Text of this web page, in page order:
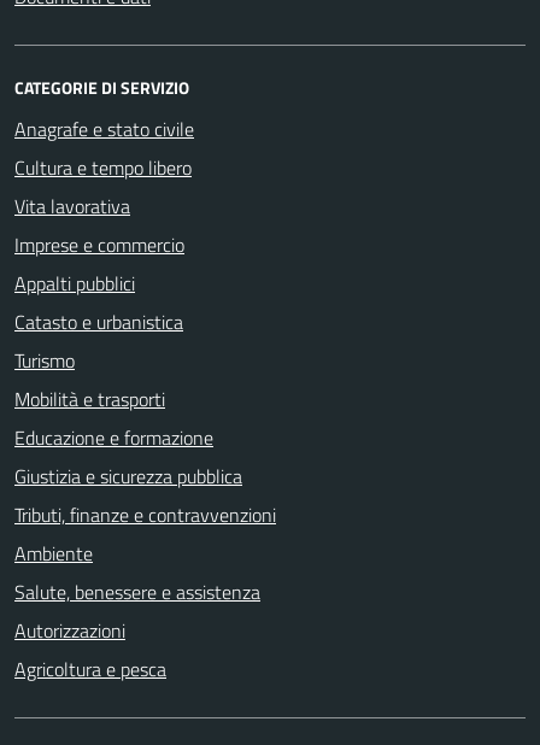
CATEGORIE DI SERVIZIO
Anagrafe e stato civile
Cultura e tempo libero
Vita lavorativa
Imprese e commercio
Appalti pubblici
Catasto e urbanistica
Turismo
Mobilità e trasporti
Educazione e formazione
Giustizia e sicurezza pubblica
Tributi, finanze e contravvenzioni
Ambiente
Salute, benessere e assistenza
Autorizzazioni
Agricoltura e pesca